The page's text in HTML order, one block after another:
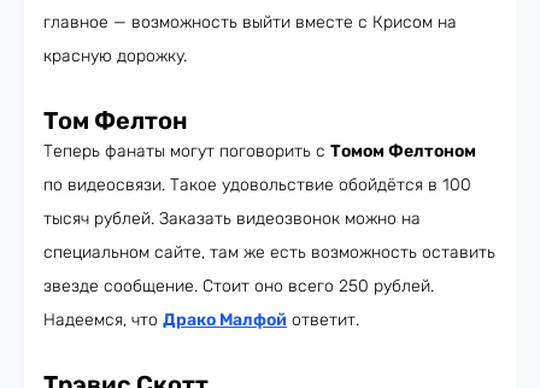
главное — возможность выйти вместе с Крисом на
красную дорожку.
Том Фелтон
Теперь фанаты могут поговорить с Томом Фелтоном
по видеосвязи. Такое удовольствие обойдётся в 100
тысяч рублей. Заказать видеозвонок можно на
специальном сайте, там же есть возможность оставить
звезде сообщение. Стоит оно всего 250 рублей.
Надеемся, что Драко Малфой ответит.